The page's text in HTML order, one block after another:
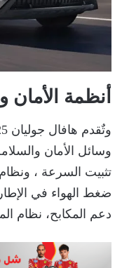
أنظمة الأمان
تثبيت السرعة ،
ضغط الهواء في
دعم المكابح، نظام